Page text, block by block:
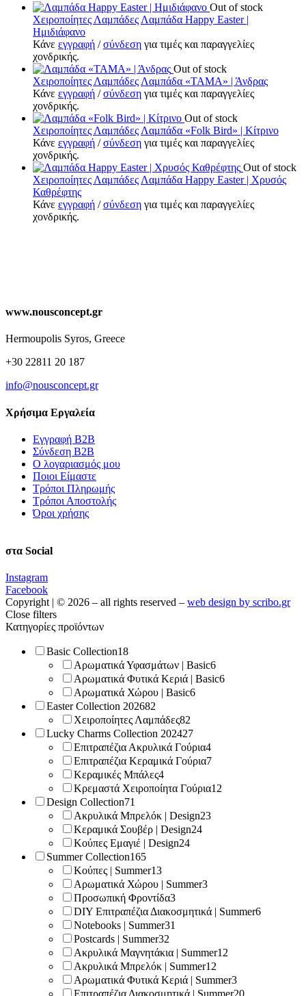
Out of stock
Χειροποίητες Λαμπάδες Λαμπάδα Happy Easter |
Ημιδιάφανο
Κάνε εγγραφή /σύνδεση για τιμές και παραγγελίες
χονδρικής.
Out of stock
Χειροποίητες Λαμπάδες Λαμπάδα «ΤΑΜΑ» | Άνδρας
Κάνε εγγραφή /σύνδεση για τιμές και παραγγελίες
χονδρικής.
Out of stock
Χειροποίητες Λαμπάδες Λαμπάδα «Folk Bird» | Κίτρινο
Κάνε εγγραφή /σύνδεση για τιμές και παραγγελίες
χονδρικής.
Out of stock
Χειροποίητες Λαμπάδες Λαμπάδα Happy Easter | Χρυσός
Καθρέφτης
Κάνε εγγραφή /σύνδεση για τιμές και παραγγελίες
χονδρικής.
www.nousconcept.gr
Hermoupolis Syros, Greece
+30 22811 20 187
info@nousconcept.gr
Χρήσιμα Εργαλεία
Εγγραφή Β2Β
Σύνδεση Β2Β
Ο λογαριασμός μου
Ποιοι Είμαστε
Τρόποι Πληρωμής
Τρόποι Αποστολής
Όροι χρήσης
στα Social
Instagram
Facebook
Copyright | © 2026 – all rights reserved – web design by scribo.gr
Close filters
Κατηγορίες προϊόντων
Basic Collection18
Αρωματικά Υφασμάτων | Basic6
Αρωματικά Φυτικά Κεριά | Basic6
Αρωματικά Χώρου | Basic6
Easter Collection 202682
Χειροποίητες Λαμπάδες82
Lucky Charms Collection 202427
Επιτραπέζια Ακρυλικά Γούρια4
Επιτραπέζια Κεραμικά Γούρια7
Κεραμικές Μπάλες4
Κρεμαστά Χειροποίητα Γούρια12
Design Collection71
Ακρυλικά Μπρελόκ | Design23
Κεραμικά Σουβέρ | Design24
Κούπες Εμαγιέ | Design24
Summer Collection165
Κούπες | Summer13
Αρωματικά Χώρου | Summer3
Προσωπική Φροντίδα3
DIY Επιτραπέζια Διακοσμητικά | Summer6
Notebooks | Summer31
Postcards | Summer32
Ακρυλικά Μαγνητάκια | Summer12
Ακρυλικά Μπρελόκ | Summer12
Αρωματικά Φυτικά Κεριά | Summer3